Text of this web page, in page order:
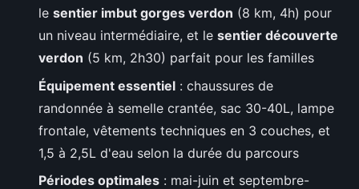
le sentier imbut gorges verdon (8 km, 4h) pour
un niveau intermédiaire, et le sentier découverte
verdon (5 km, 2h30) parfait pour les familles
Équipement essentiel : chaussures de
randonnée à semelle crantée, sac 30-40L, lampe
frontale, vêtements techniques en 3 couches, et
1,5 à 2,5L d'eau selon la durée du parcours
Périodes optimales : mai-juin et septembre-